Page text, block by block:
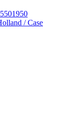
/ Case